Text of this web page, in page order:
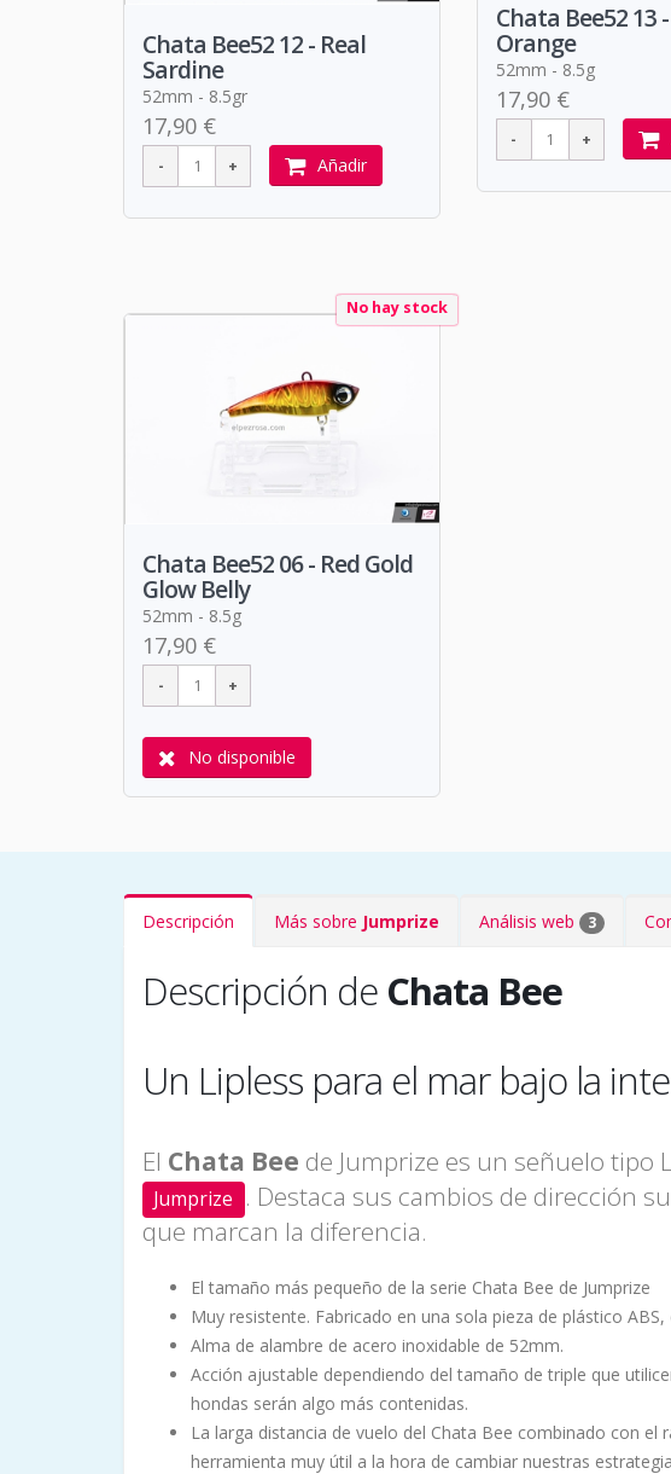
Chata Bee52 12 - Real
Sardine
52mm - 8.5gr
17,90 €
Añadir
Chata Bee52 13
Orange
52mm - 8.5g
17,90 €
No hay stock
Chata Bee52 06 - Red Gold
Glow Belly
52mm - 8.5g
17,90 €
No disponible
Descripción Más sobre Jumprize Análisis web 3
Descripción de Chata Bee
Un Lipless para el mar bajo la
El Chata Bee de Jumprize es un señuelo tipo
Jumprize . Destaca sus cambios de dirección
que marcan la diferencia.
El tamaño más pequeño de la serie Chata Bee de Jumprize
Muy resistente. Fabricado en una sola pieza de plástico
Alma de alambre de acero inoxidable de 52mm.
Acción ajustable dependiendo del tamaño de triple que
hondas serán algo más contenidas.
La larga distancia de vuelo del Chata Bee combinado con
herramienta muy útil a la hora de cambiar nuestras